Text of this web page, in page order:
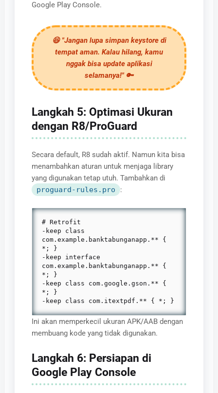
Google Play Console.
😆 "Jangan lupa simpan keystore di
tempat aman. Kalau hilang, kamu
nggak bisa update aplikasi
selamanya!" 🔑
Langkah 5: Optimasi Ukuran
dengan R8/ProGuard
Secara default, R8 sudah aktif. Namun kita bisa
menambahkan aturan untuk menjaga library
yang digunakan tetap utuh. Tambahkan di
proguard-rules.pro
:
# Retrofit
-keep class
com.example.banktabunganapp.** {
*; }
-keep interface
com.example.banktabunganapp.** {
*; }
-keep class com.google.gson.** {
*; }
-keep class com.itextpdf.** { *; }
Ini akan memperkecil ukuran APK/AAB dengan
membuang kode yang tidak digunakan.
Langkah 6: Persiapan di
Google Play Console